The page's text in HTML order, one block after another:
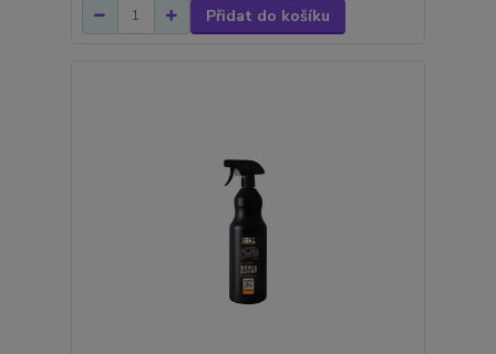
Přidat do košíku